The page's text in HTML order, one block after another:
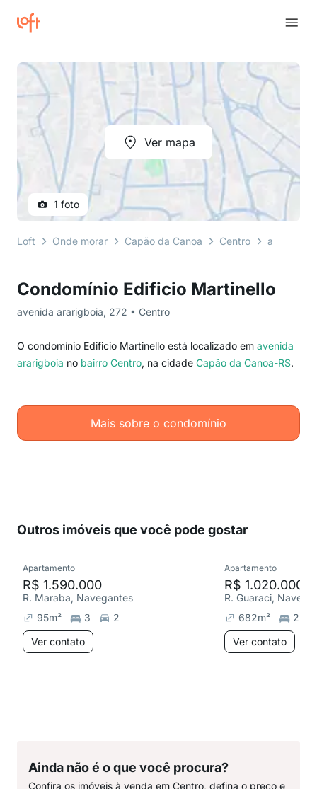
Condomínio Edificio Martinello
avenida ararigboia, 272 • Centro
O condomínio Edificio Martinello está localizado em avenida
ararigboia no bairro Centro, na cidade Capão da Canoa-RS.
Mais sobre o condomínio
Ver mapa
1 foto
Loft Onde morar Capão da Canoa Centro avenida
Outros imóveis que você pode gostar
Apartamento
R$ 1.590.000
R. Maraba, Navegantes
95m² 3
2
Ver contato
Apartamento
R$ 1.020.000
R. Guaraci,
682m²
2
Ver contato
Ainda não é o que você procura?
Confira os imóveis à venda em Centro, defina o preço e